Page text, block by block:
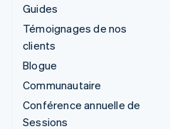
Guides
Témoignages de nos
clients
Blogue
Communautaire
Conférence annuelle de
Sessions